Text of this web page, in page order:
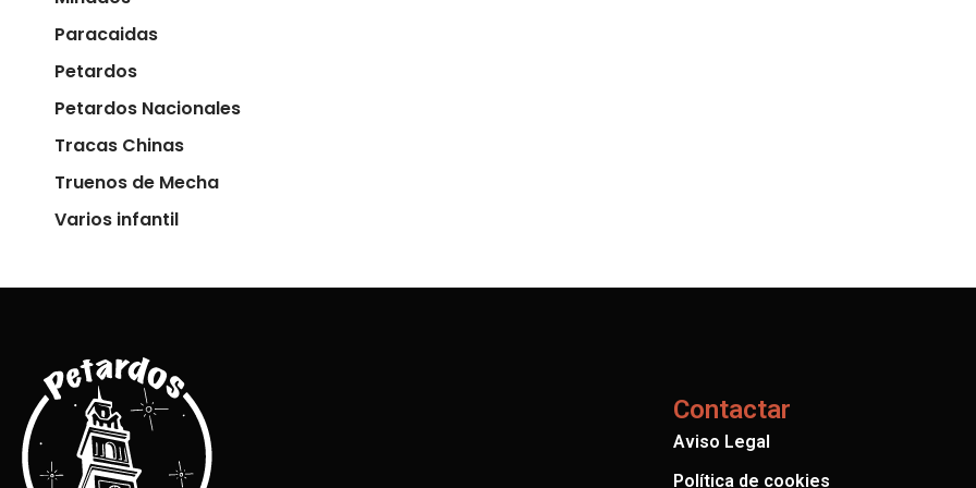
Paracaidas
Petardos
Petardos Nacionales
Tracas Chinas
Truenos de Mecha
Varios infantil
Contactar
Aviso Legal
Política de cookies